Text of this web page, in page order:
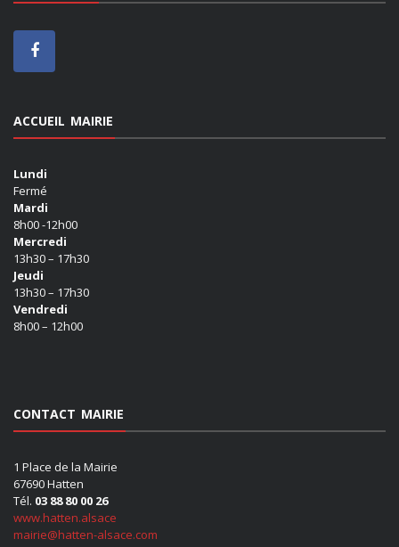
ACCUEIL MAIRIE
Lundi
Fermé
Mardi
8h00 -12h00
Mercredi
13h30 – 17h30
Jeudi
13h30 – 17h30
Vendredi
8h00 – 12h00
CONTACT MAIRIE
1 Place de la Mairie
67690 Hatten
Tél. 03 88 80 00 26
www.hatten.alsace
mairie@hatten-alsace.com